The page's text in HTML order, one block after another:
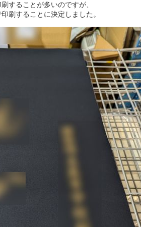
することが多いのですが、
刷することに決定しました。